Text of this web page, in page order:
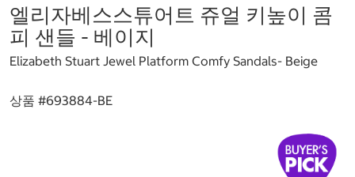
엘리자베스스튜어트 쥬얼 키높이 콤
피 샌들 - 베이지
Elizabeth Stuart Jewel Platform Comfy Sandals- Beige
상품 #693884-BE